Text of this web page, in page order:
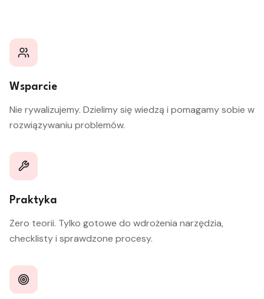
Wsparcie
Nie rywalizujemy. Dzielimy się wiedzą i pomagamy sobie w
rozwiązywaniu problemów.
Praktyka
Zero teorii. Tylko gotowe do wdrożenia narzędzia,
checklisty i sprawdzone procesy.